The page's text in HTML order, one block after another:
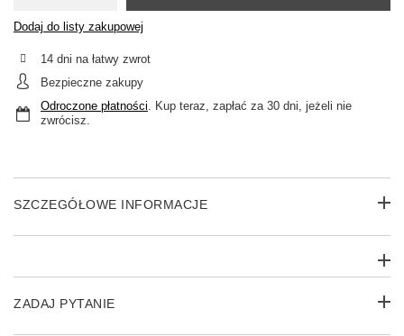
Dodaj do listy zakupowej
14 dni na łatwy zwrot
Bezpieczne zakupy
Odroczone płatności. Kup teraz, zapłać za 30 dni, jeżeli nie
zwrócisz.
SZCZEGÓŁOWE INFORMACJE
ZADAJ PYTANIE